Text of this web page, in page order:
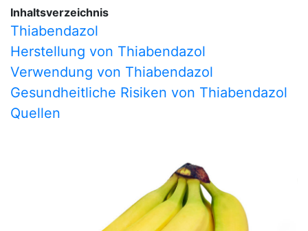
Inhaltsverzeichnis
Thiabendazol
Herstellung von Thiabendazol
Verwendung von Thiabendazol
Gesundheitliche Risiken von Thiabendazol
Quellen